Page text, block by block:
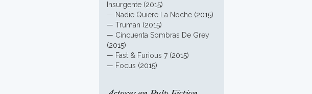
Insurgente (2015)
— Nadie Quiere La Noche (2015)
— Truman (2015)
— Cincuenta Sombras De Grey
(2015)
— Fast & Furious 7 (2015)
— Focus (2015)